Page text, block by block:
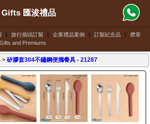
| 旅行插頭訂製 | 企業禮品案例 | 訂製紀念品 |
襟章
Gifts and Premiums
匯浚禮品
>矽膠套304不鏽鋼便攜餐具 - 21287